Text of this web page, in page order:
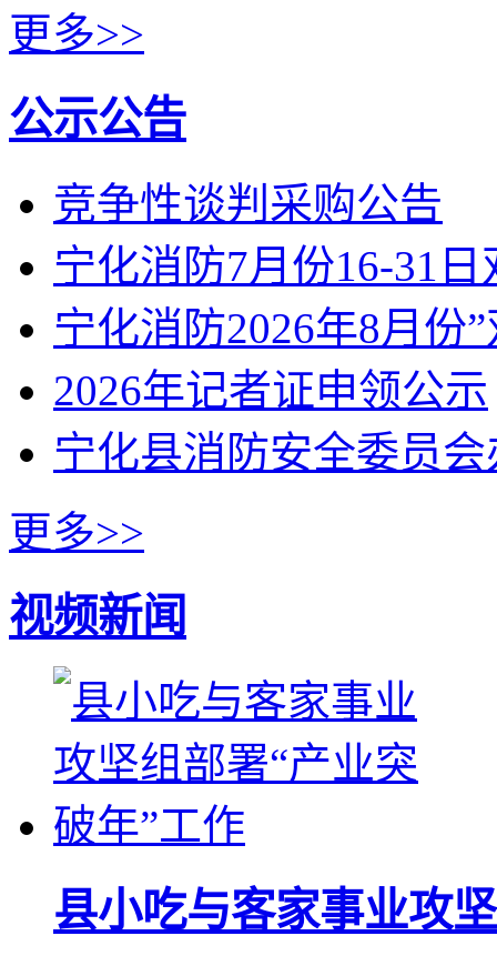
更多>>
公示公告
竞争性谈判采购公告
宁化消防7月份16-31
宁化消防2026年8月份
2026年记者证申领公示
宁化县消防安全委员
更多>>
视频新闻
县小吃与客家事业攻